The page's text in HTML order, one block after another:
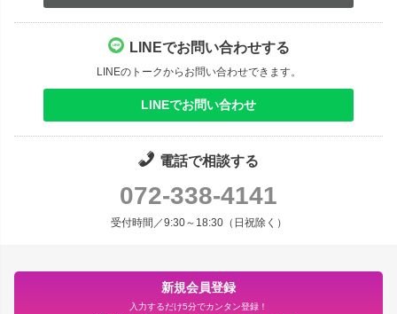
LINEでお問い合わせする
LINEのトークからお問い合わせできます。
LINEでお問い合わせ
電話で相談する
072-338-4141
受付時間／9:30～18:30（日祝除く）
新規会員登録
入力するだけ5分でカンタン登録！